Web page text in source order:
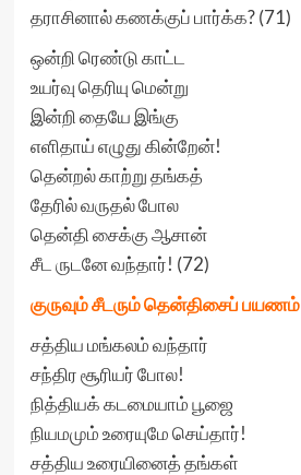
தராசினால் கணக்குப் பார்க்க? (71)
ஒன்றி ரெண்டு காட்ட
உயர்வு தெரியு மென்று
இன்றி தையே இங்கு
எளிதாய் எழுது கின்றேன்!
தென்றல் காற்று தங்கத்
தேரில் வருதல் போல
தென்தி சைக்கு ஆசான்
சீட ருடனே வந்தார்! (72)
குருவும் சீடரும் தென்திசைப் பயணம்
சத்திய மங்கலம் வந்தார்
சந்திர சூரியர் போல!
நித்தியக் கடமையாம் பூஜை
நியமமும் உரையுமே செய்தார்!
சத்திய உரையினைத் தங்கள்